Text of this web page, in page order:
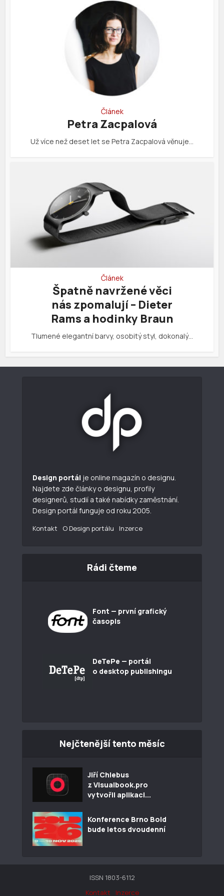
Článek
Petra Zacpalová
Už více než deset let se Petra Zacpalová věnuje…
Článek
Špatně navržené věci
nás zpomalují – Dieter
Rams a hodinky Braun
Tlumené elegantní barvy, osobitý styl, dokonalý…
Design portál je online magazín o designu.
Najdete zde články o designu, profily
designerů, studií a také nabídky zaměstnání.
Design portál funguje od roku 2005.
Kontakt O Design portálu Inzerce
Rádi čteme
Font — první grafický
časopis
DeTePe — portál
o desktop publishingu
Nejčtenější tento měsíc
Jiří Chlebus
z Visualbook.pro
vytvořil aplikaci...
Konference Brno Bold
bude letos dvoudenní
ISSN 1803-6112
Kontakt
Inzerce